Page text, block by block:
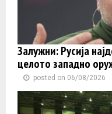
Залужни: Русија
целото западно
posted on 06/08/2026